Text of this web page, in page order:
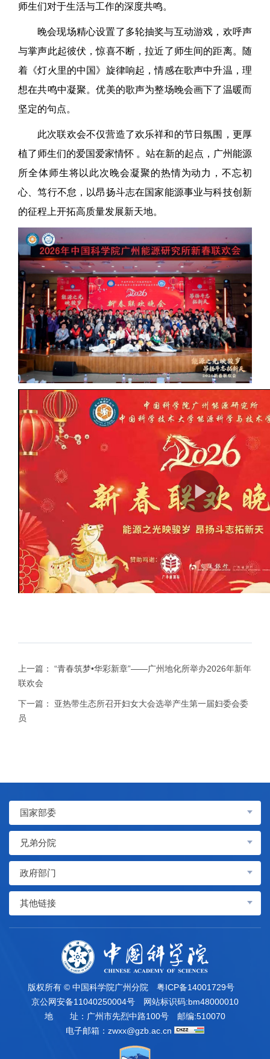
师生们对于生活与工作的深度共鸣。
晚会现场精心设置了多轮抽奖与互动游戏，欢呼声
与掌声此起彼伏，惊喜不断，拉近了师生间的距离。随
着《灯火里的中国》旋律响起，情感在歌声中升温，理
想在共鸣中凝聚。优美的歌声为整场晚会画下了温暖而
坚定的句点。
此次联欢会不仅营造了欢乐祥和的节日氛围，更厚
植了师生们的爱国爱家情怀 。站在新的起点，广州能源
所全体师生将以此次晚会凝聚的热情为动力，不忘初
心、笃行不怠，以昂扬斗志在国家能源事业与科技创新
的征程上开拓高质量发展新天地。
上一篇：
“青春筑梦•华彩新章”——广州地化所举办2026年新年
联欢会
下一篇：
亚热带生态所召开妇女大会选举产生第一届妇委会委
员
国家部委
兄弟分院
政府部门
其他链接
版权所有 © 中国科学院广州分院
粤ICP备14001729号
京公网安备11040250004号
网站标识码:bm48000010
地 址：广州市先烈中路100号
邮编:510070
电子邮箱： zwxx@gzb.ac.cn